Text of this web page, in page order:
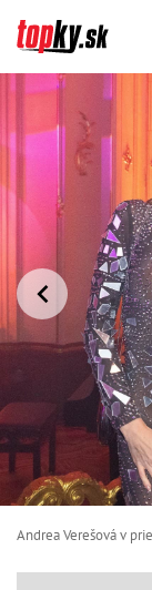
Andrea Verešová v